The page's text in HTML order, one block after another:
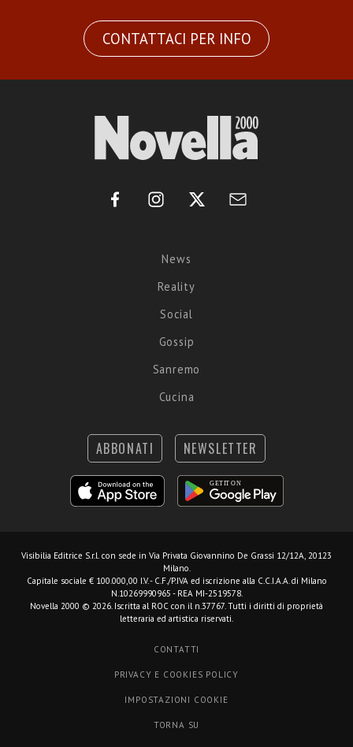
CONTATTACI PER INFO
News
Reality
Social
Gossip
Sanremo
Cucina
ABBONATI NEWSLETTER
Visibilia Editrice S.r.l. con sede in Via Privata Giovannino De Grassi 12/12A, 20123
Milano.
Capitale sociale € 100.000,00 I.V. - C.F./P.IVA ed iscrizione alla C.C.I.A.A. di Milano
N.10269990965 - REA MI-2519578.
Novella 2000 © 2026. Iscritta al ROC con il n.37767. Tutti i diritti di proprietà
letteraria ed artistica riservati.
CONTATTI
PRIVACY E COOKIES POLICY
IMPOSTAZIONI COOKIE
TORNA SU